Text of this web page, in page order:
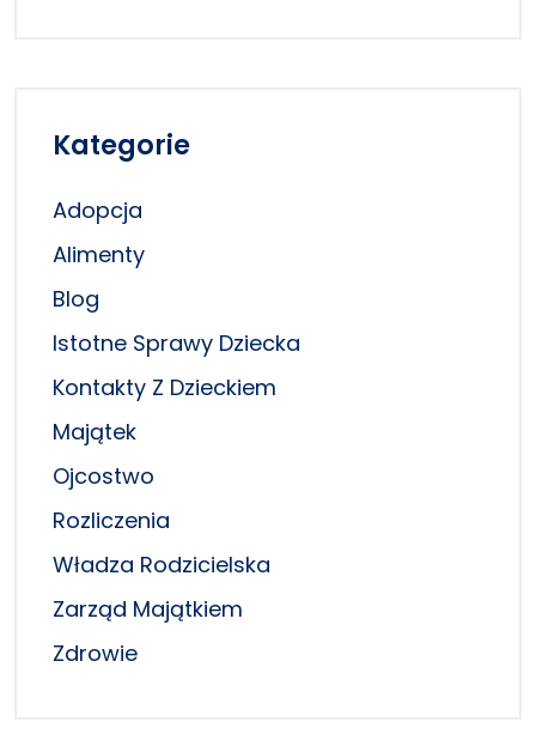
Kategorie
Adopcja
Alimenty
Blog
Istotne Sprawy Dziecka
Kontakty Z Dzieckiem
Majątek
Ojcostwo
Rozliczenia
Władza Rodzicielska
Zarząd Majątkiem
Zdrowie